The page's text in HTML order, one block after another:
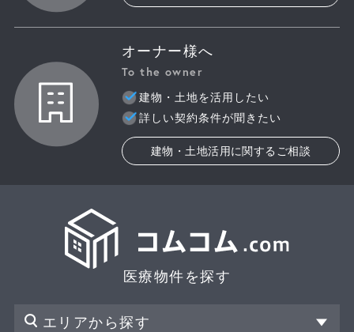
オーナー様へ
To the owner
建物・土地を活用したい
詳しい契約条件が聞きたい
建物・土地活用に関するご相談
医療物件を探す
エリアから探す